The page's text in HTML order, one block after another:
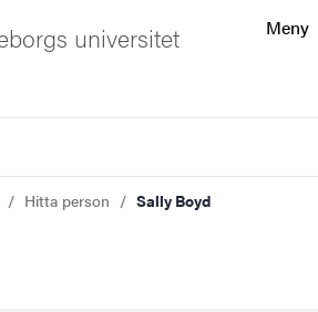
Meny
universitet
Hitta person Sally Boyd